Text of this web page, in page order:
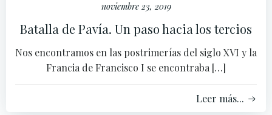
noviembre 23, 2019
Batalla de Pavía. Un paso hacia los tercios
Nos encontramos en las postrimerías del siglo XVI y la
Francia de Francisco I se encontraba […]
Leer más...